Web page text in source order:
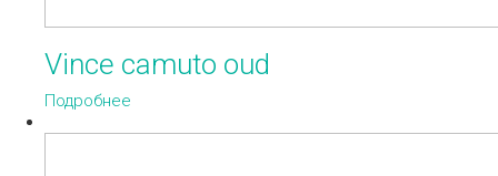
Vince camuto oud
Подробнее